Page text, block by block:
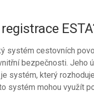
systém cestovních
bezpečnosti. Jeho
je systém, který
systém mohou využít